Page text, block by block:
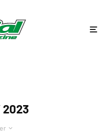
2023